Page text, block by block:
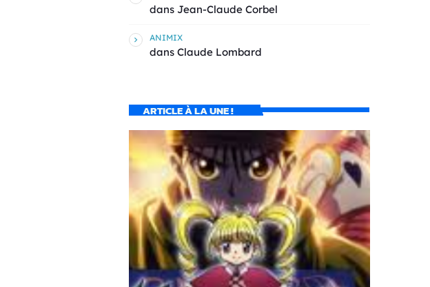
dans Jean-Claude Corbel
ANIMIX
dans Claude Lombard
ARTICLE À LA UNE !